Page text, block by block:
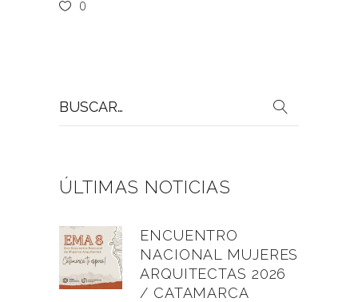
0
por:
ÚLTIMAS NOTICIAS
ENCUENTRO
NACIONAL MUJERES
ARQUITECTAS 2026
/ CATAMARCA